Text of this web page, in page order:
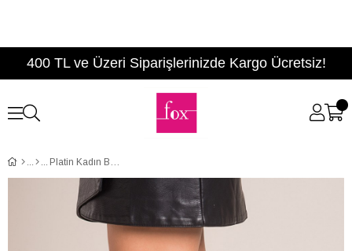
400 TL ve Üzeri Siparişlerinizde Kargo Ücretsiz!
Platin Kadın Bot C572645509